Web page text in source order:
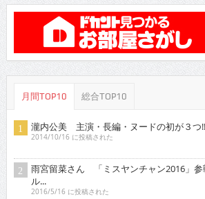
月間TOP10 総合TOP10
瀧内公美 主演・長編・ヌードの初が３つ
2014/10/16 に投稿された
雨宮留菜さん 「ミスヤンチャン2016」参
ル...
2016/5/16 に投稿された